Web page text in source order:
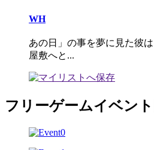
WH
あの日」の事を夢に見た彼
屋敷へと...
フリーゲームイベント